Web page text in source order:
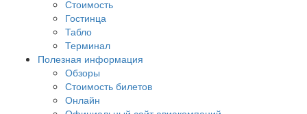
Стоимость
Гостинца
Табло
Терминал
Полезная информация
Обзоры
Стоимость билетов
Онлайн